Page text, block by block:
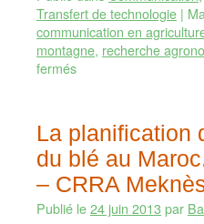
Transfert de technologie |
communication en
montagne, recherche
fermés
La planification
du blé au
– CRRA
Publié le24 juin 2013par